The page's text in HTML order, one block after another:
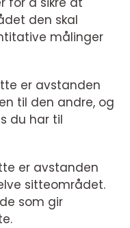
den skal
målinger
er avstanden
til den andre, og
du har til
er avstanden
sitteområdet.
som gir